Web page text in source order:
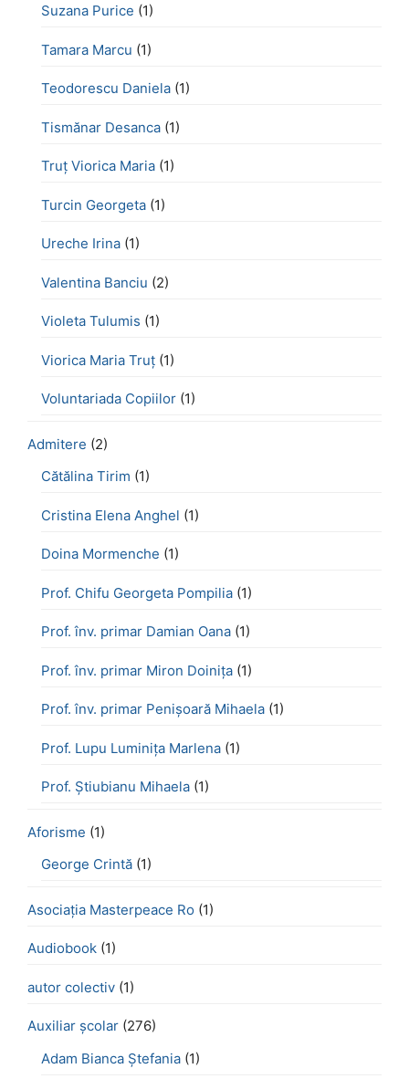
Suzana Purice (1)
Tamara Marcu (1)
Teodorescu Daniela (1)
Tismănar Desanca (1)
Truț Viorica Maria (1)
Turcin Georgeta (1)
Ureche Irina (1)
Valentina Banciu (2)
Violeta Tulumis (1)
Viorica Maria Truț (1)
Voluntariada Copiilor (1)
Admitere (2)
Cătălina Tirim (1)
Cristina Elena Anghel (1)
Doina Mormenche (1)
Prof. Chifu Georgeta Pompilia (1)
Prof. înv. primar Damian Oana (1)
Prof. înv. primar Miron Doinița (1)
Prof. înv. primar Penișoară Mihaela (1)
Prof. Lupu Luminița Marlena (1)
Prof. Știubianu Mihaela (1)
Aforisme (1)
George Crintă (1)
Asociația Masterpeace Ro (1)
Audiobook (1)
autor colectiv (1)
Auxiliar școlar (276)
Adam Bianca Ștefania (1)